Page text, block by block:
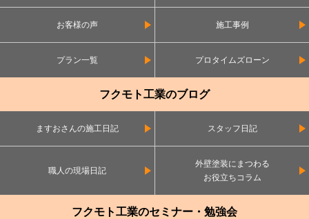
お客様の声 施工事例
プラン一覧 プロタイムズローン
フクモト工業のブログ
ますおさんの施工日記 スタッフ日記
職人の現場日記
外壁塗装にまつわる
お役立ちコラム
フクモト工業のセミナー・勉強会